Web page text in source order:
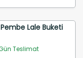
Lale Buketi
Teslimat